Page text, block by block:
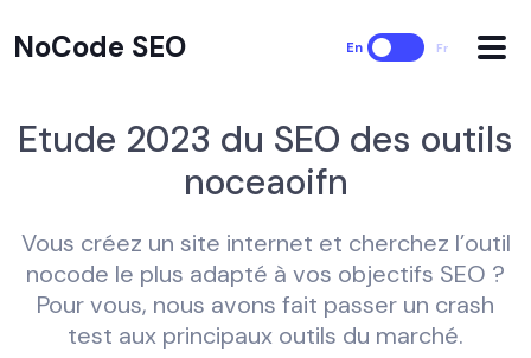
NoCode SEO En Fr
Etude 2023 du SEO des outils
noceaoifn
Vous créez un site internet et cherchez l’outil
nocode le plus adapté à vos objectifs SEO ?
Pour vous, nous avons fait passer un crash
test aux principaux outils du marché.